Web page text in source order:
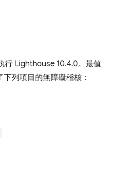
行 Lighthouse 10.4.0。最值
列項目的無障礙稽核：